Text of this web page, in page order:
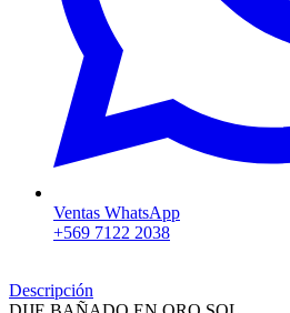
Ventas WhatsApp
+569 7122 2038
Descripción